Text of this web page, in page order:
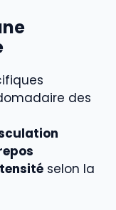
des
selon la